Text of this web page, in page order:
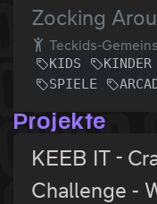
Zocking
Teckids-
KIDS KINDER
SPIELE
Projekte
KEEB IT -
Challenge -